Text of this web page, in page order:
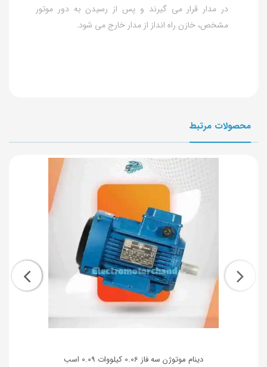
در مدار قرار می گیرند و پس از رسیدن به دور موتور
مشخص، خازن راه انداز از مدار خارج می شود.
محصولات مرتبط
دینام موتوژن سه فاز 0.06 کیلووات 0.09 اسب